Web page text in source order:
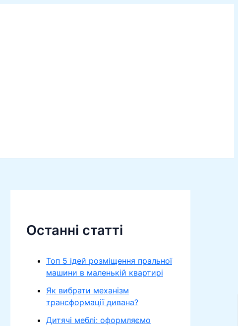
Останні статті
Топ 5 ідей розміщення пральної
машини в маленькій квартирі
Як вибрати механізм
трансформації дивана?
Дитячі меблі: оформляємо